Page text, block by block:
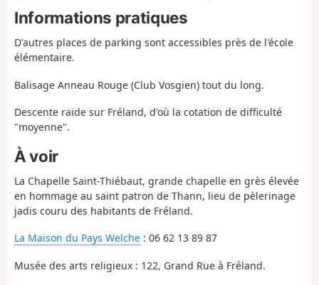
Informations pratiques
D'autres places de parking sont accessibles près de l'école
élémentaire.
Balisage Anneau Rouge (Club Vosgien) tout du long.
Descente raide sur Fréland, d'où la cotation de difficulté
"moyenne".
À voir
La Chapelle Saint-Thiébaut, grande chapelle en grès élevée
en hommage au saint patron de Thann, lieu de pèlerinage
jadis couru des habitants de Fréland.
La Maison du Pays Welche : 06 62 13 89 87
Musée des arts religieux : 122, Grand Rue à Fréland.